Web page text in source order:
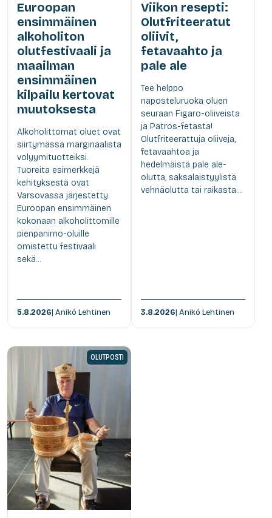
Euroopan
ensimmäinen
alkoholiton
olutfestivaali ja
maailman
ensimmäinen
kilpailu kertovat
muutoksesta
Alkoholittomat oluet ovat
siirtymässä marginaalista
volyymituotteiksi.
Tuoreita esimerkkejä
kehityksestä ovat
Varsovassa järjestetty
Euroopan ensimmäinen
kokonaan alkoholittomille
pienpanimo-oluille
omistettu festivaali
sekä...
5.8.2026| Anikó Lehtinen
Viikon resepti:
Olutfriteeratut
oliivit,
fetavaahto ja
pale ale
Tee helppo
naposteluruoka oluen
seuraan Figaro-oliiveista
ja Patros-fetasta!
Olutfriteerattuja oliiveja,
fetavaahtoa ja
hedelmäistä pale ale-
olutta, saksalaistyylistä
vehnäolutta tai raikasta...
3.8.2026| Anikó Lehtinen
OLUTPOSTI